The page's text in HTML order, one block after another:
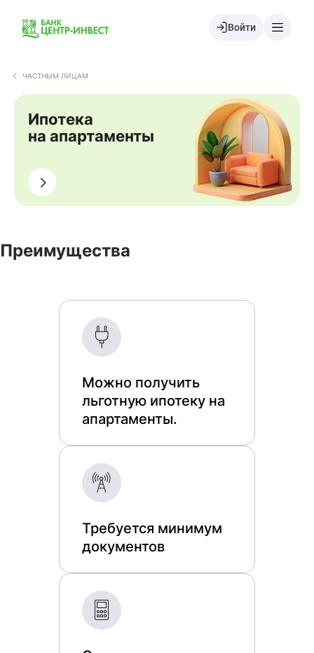
Войти
ЧАСТНЫМ ЛИЦАМ
Ипотека
на апартаменты
Оформить
Преимущества
Можно получить
льготную ипотеку на
апартаменты.
Требуется минимум
документов